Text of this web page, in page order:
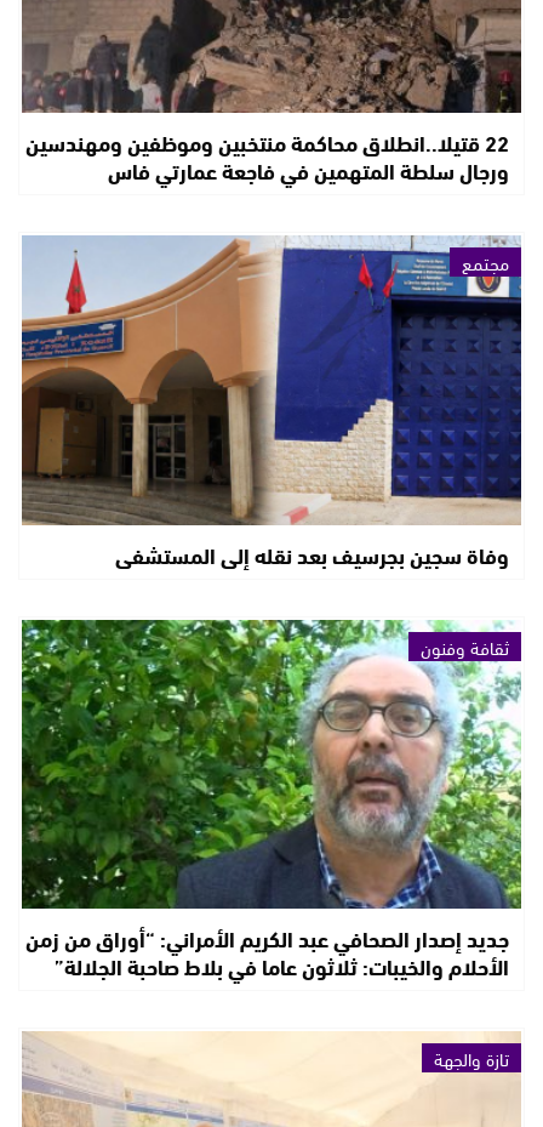
22 قتيلا..انطلاق محاكمة منتخبين وموظفين ومهندسين
ورجال سلطة المتهمين في فاجعة عمارتي فاس
مجتمع
وفاة سجين بجرسيف بعد نقله إلى المستشفى
ثقافة وفنون
جديد إصدار الصحافي عبد الكريم الأمراني: “أوراق من زمن
الأحلام والخيبات: ثلاثون عاما في بلاط صاحبة الجلالة”
تازة والجهة